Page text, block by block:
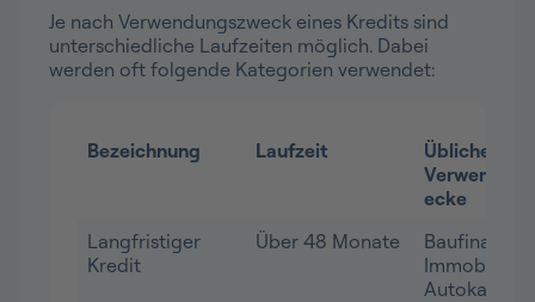
Je nach Verwendungszweck eines Kredits sind
unterschiedliche Laufzeiten möglich. Dabei
werden oft folgende Kategorien verwendet:
Bezeichnung Laufzeit
Übliche
ecke
Langfristiger
Kredit
Über 48 Monate
Autokauf